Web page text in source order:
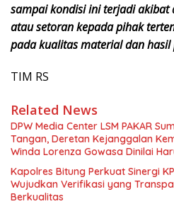
sampai kondisi ini terjadi akibat
atau setoran kepada pihak
pada kualitas material dan hasil
TIM RS
Related News
DPW Media Center LSM PAKAR
Tangan, Deretan Kejanggalan
Winda Lorenza Gowasa Dinilai
Benderang
Kapolres Bitung Perkuat Sinergi
Wujudkan Verifikasi yang
Berkualitas